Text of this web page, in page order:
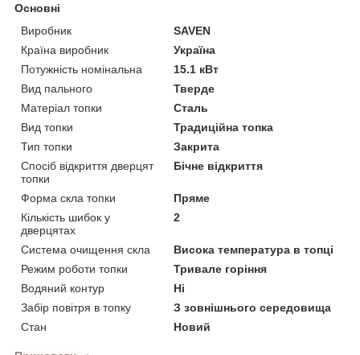
Основні
Виробник
SAVEN
Країна виробник
Україна
Потужність номінальна
15.1 кВт
Вид пального
Тверде
Матеріал топки
Сталь
Вид топки
Традиційна топка
Тип топки
Закрита
Спосіб відкриття дверцят
топки
Бічне відкриття
Форма скла топки
Пряме
Кількість шибок у
дверцятах
2
Система очищення скла
Висока температура в топці
Режим роботи топки
Тривале горіння
Водяний контур
Ні
Забір повітря в топку
З зовнішнього середовища
Стан
Новий